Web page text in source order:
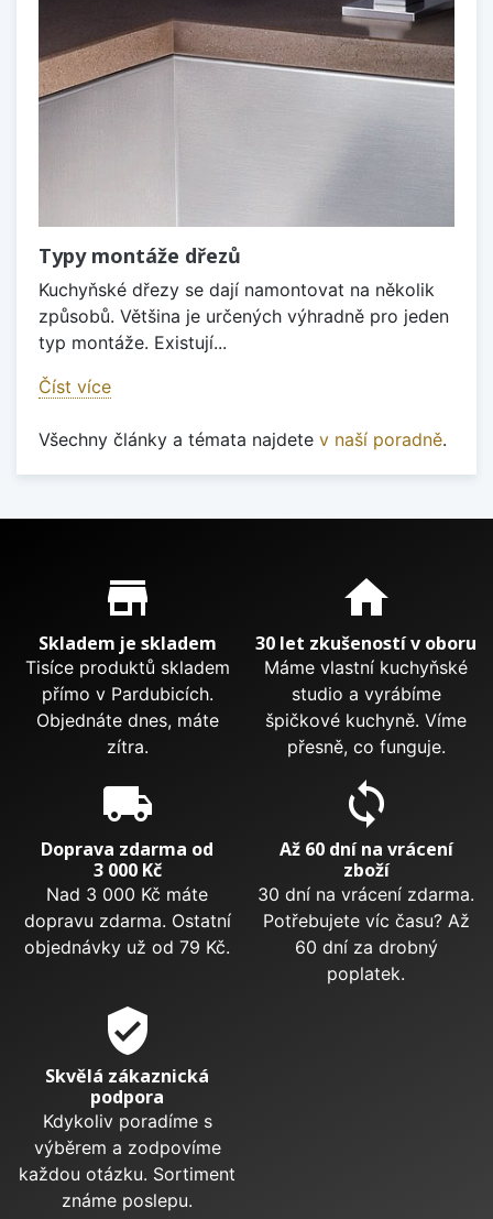
Typy montáže dřezů
Kuchyňské dřezy se dají namontovat na několik
způsobů. Většina je určených výhradně pro jeden
typ montáže. Existují...
Číst více
Všechny články a témata najdete v naší poradně.
Proč nakupovat u nás?
store_mall_directory
Skladem je skladem
Tisíce produktů skladem
přímo v Pardubicích.
Objednáte dnes, máte
zítra.
home
30 let zkušeností v oboru
Máme vlastní kuchyňské
studio a vyrábíme
špičkové kuchyně. Víme
přesně, co funguje.
local_shipping
Doprava zdarma od
3 000 Kč
Nad 3 000 Kč máte
dopravu zdarma. Ostatní
objednávky už od 79 Kč.
sync
Až 60 dní na vrácení
zboží
30 dní na vrácení zdarma.
Potřebujete víc času? Až
60 dní za drobný
poplatek.
verified_user
Skvělá zákaznická
podpora
Kdykoliv poradíme s
výběrem a zodpovíme
každou otázku. Sortiment
známe poslepu.